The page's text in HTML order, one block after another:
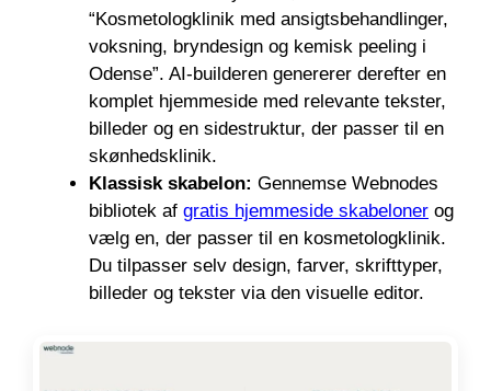
“Kosmetologklinik med ansigtsbehandlinger,
voksning, bryndesign og kemisk peeling i
Odense”. AI-builderen genererer derefter en
komplet hjemmeside med relevante tekster,
billeder og en sidestruktur, der passer til en
skønhedsklinik.
Klassisk skabelon: Gennemse Webnodes
bibliotek af gratis hjemmeside skabeloner og
vælg en, der passer til en kosmetologklinik.
Du tilpasser selv design, farver, skrifttyper,
billeder og tekster via den visuelle editor.